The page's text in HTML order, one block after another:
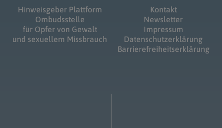
Hinweisgeber Plattform
Ombudsstelle
für Opfer von Gewalt
und sexuellem Missbrauch
Kontakt
Newsletter
Impressum
Datenschutzerklärung
Barrierefreiheitserklärung